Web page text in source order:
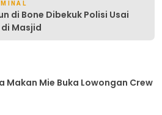
di Bone Dibekuk Polisi Usai
Masjid
Makan Mie Buka Lowongan Crew